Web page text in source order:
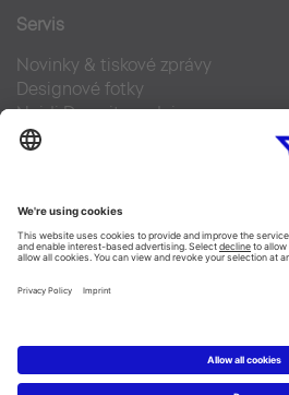
Servis
Novinky & tiskové zprávy
Designové fotky
Najdi Duravit prodejce
Často kladené otázky
Facebook
Pinterest
Linked In
Copyright © 2026 Duravit AG